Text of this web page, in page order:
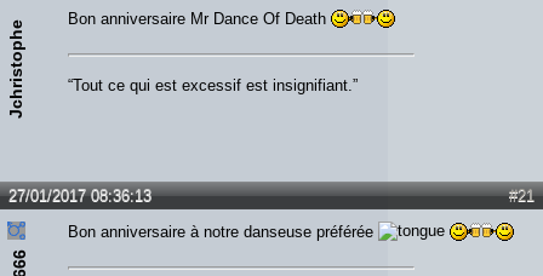
Jchristophe
Bon anniversaire Mr Dance Of Death
“Tout ce qui est excessif est insignifiant.”
#21
27/01/2017 08:36:13
Bon anniversaire à notre danseuse préférée